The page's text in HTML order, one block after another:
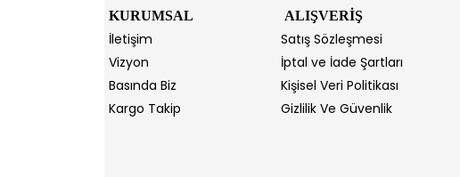
KURUMSAL ALIŞVERİŞ
İletişim
Satış Sözleşmesi
Vizyon
İptal ve İade Şartları
Basında Biz
Kişisel Veri Politikası
Kargo Takip
Gizlilik Ve Güvenlik